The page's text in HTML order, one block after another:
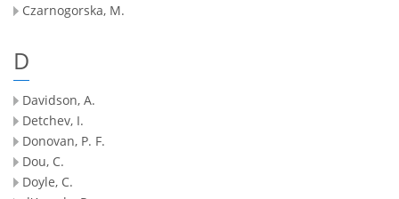
Czarnogorska, M.
D
Davidson, A.
Detchev, I.
Donovan, P. F.
Dou, C.
Doyle, C.